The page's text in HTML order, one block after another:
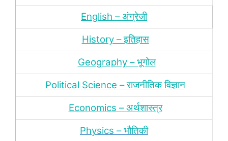
English – अंग्रेजी
History – इतिहास
Geography – भूगोल
Political Science – राजनीतिक विज्ञान
Economics – अर्थशास्‍त्र
Physics – भौतिकी